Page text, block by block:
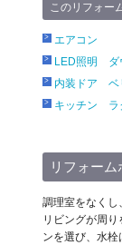
このリフォー
エアコン
LED照明 ダ
内装ドア ベ
キッチン ラ
リフォーム
調理室をなくし
リビングが周
ンを選び、水